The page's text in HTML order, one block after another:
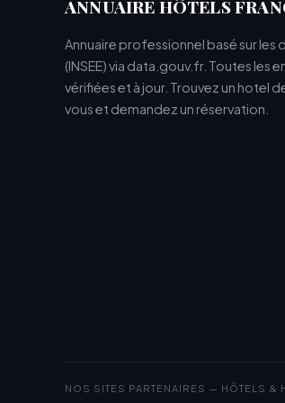
ANNUAIRE HÔTELS
Annuaire professionnel basé sur les
(INSEE) via data.gouv.fr. Toutes les
vérifiées et à jour. Trouvez un hotel
vous et demandez un réservation.
NOS SITES PARTENAIRES — HÔTELS &